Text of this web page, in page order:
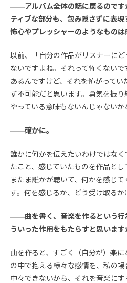
――アルバム全体の話に戻るのです
ティブな部分も、包み隠さずに表
怖心やプレッシャーのようなものは
以前、「自分の作品がリスナーに
ないですよね。それって怖くない
あるんですけど、それを怖がって
ず不可能だと思います。勇気を振り
やっている意味もないんじゃないか
――確かに。
誰かに何かを伝えたいわけではな
たこと、感じていたものを作品と
またま誰かが聴いて、何かを感じ
す。何を感じるか、どう受け取るか
――曲を書く、音楽を作るという行
ういった作用をもたらすと思います
曲を作ると、すごく（自分が）楽
の中で抱える様々な感情を、私の
中々できないから、それを音楽に